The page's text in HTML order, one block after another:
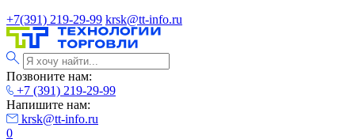
+7(391) 219-29-99 krsk@tt-info.ru
Позвоните нам:
+7 (391) 219-29-99
Напишите нам:
krsk@tt-info.ru
0